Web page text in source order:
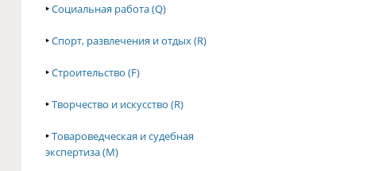
‣Социальная работа (Q)
‣Спорт, развлечения и отдых (R)
‣Строительство (F)
‣Творчество и искусство (R)
‣Товароведческая и судебная
экспертиза (M)